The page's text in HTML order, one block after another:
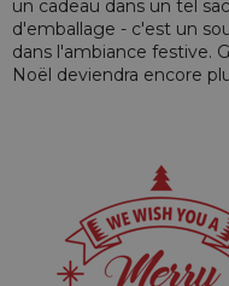
un cadeau dans un tel
d'emballage - c'est un
dans l'ambiance festive.
Noël deviendra encore